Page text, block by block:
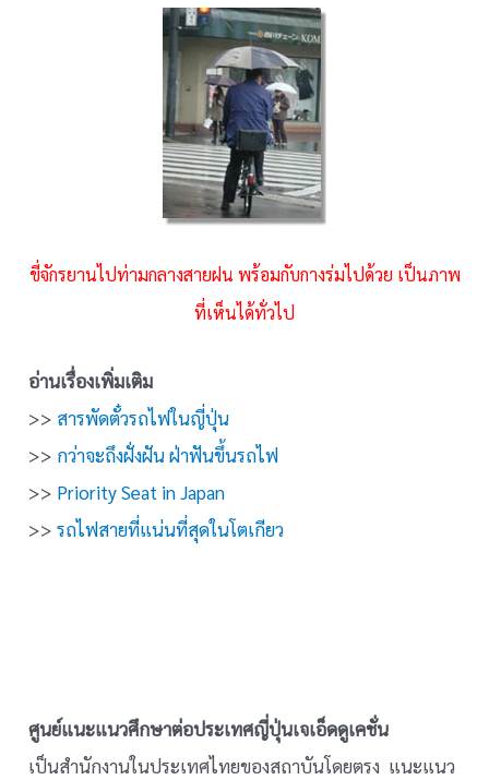
ขี่จักรยานไปท่ามกลางสายฝน พร้อมกับกางร่มไปด้วย เป็นภาพ
ที่เห็นได้ทั่วไป
อ่านเรื่องเพิ่มเติม
>> สารพัดตั๋วรถไฟในญี่ปุ่น
>> กว่าจะถึงฝั่งฝัน ฝ่าฟันขึ้นรถไฟ
>> Priority Seat in Japan
>>รถไฟสายที่แน่นที่สุดในโตเกียว
ศูนย์แนะแนวศึกษาต่อประเทศญี่ปุ่นเจเอ็ดดูเคชั่น
เป็นสำนักงานในประเทศไทยของสถาบันโดยตรง แนะแนว